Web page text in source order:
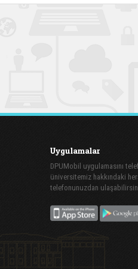
Uygulamalar
DPUMobil uygulamasını
üniversitemiz hakkındaki
telefonunuzdan